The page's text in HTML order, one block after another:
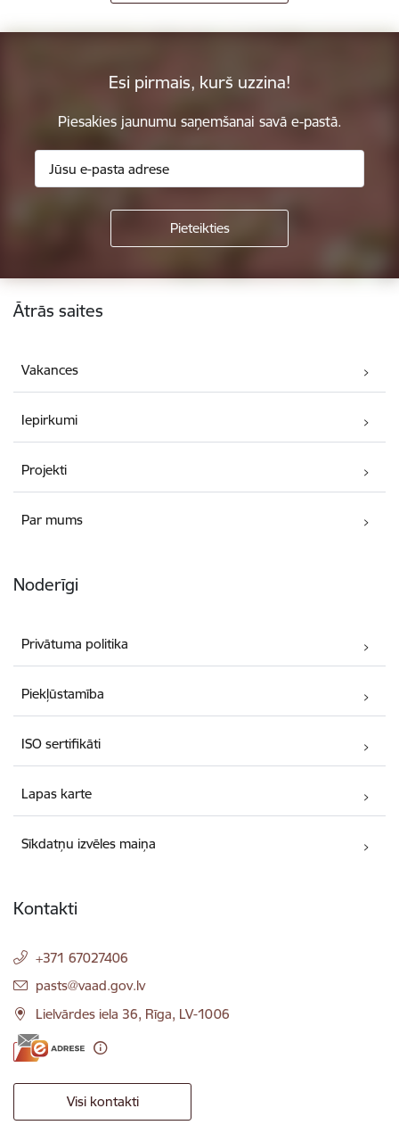
Esi pirmais, kurš uzzina!
Piesakies jaunumu saņemšanai savā e-pastā.
Kājene
Ātrās saites
Vakances
Iepirkumi
Projekti
Par mums
Noderīgi
Privātuma politika
Piekļūstamība
ISO sertifikāti
Lapas karte
Sīkdatņu izvēles maiņa
Kontakti
+371 67027406
E-pasts:
pasts@vaad.gov.lv
Lielvārdes iela 36, Rīga, LV-1006
Visi kontakti